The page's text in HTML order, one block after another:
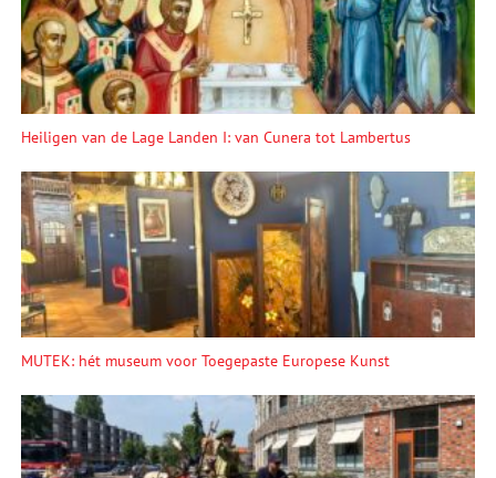
Heiligen van de Lage Landen I: van Cunera tot Lambertus
MUTEK: hét museum voor Toegepaste Europese Kunst